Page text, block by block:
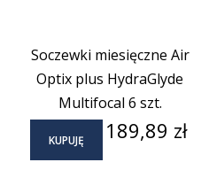
Soczewki miesięczne Air
Optix plus HydraGlyde
Multifocal 6 szt.
KUPUJĘ Cena
189,89 zł